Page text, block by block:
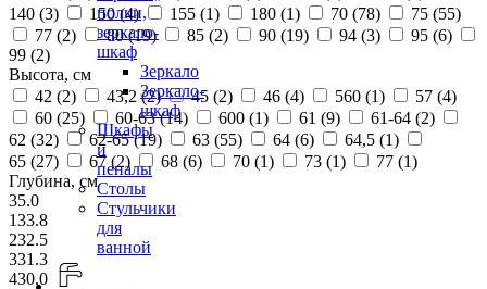
полки,
зеркало-
шкаф
Зеркало
Зеркало-
шкаф
Шкафы
и
пеналы
Столы
Стульчики
для
ванной
140 (3) 150 (4) 155 (1) 180 (1) 70 (78) 75 (55)
77 (2) 80 (19) 85 (2) 90 (19) 94 (3) 95 (6)
99 (2)
Высота, см
42 (2) 43,2 (2) 45 (2) 46 (4) 560 (1) 57 (4)
60 (25) 60-63 (14) 600 (1) 61 (9) 61-64 (2)
62 (32) 62-65 (19) 63 (55) 64 (6) 64,5 (1)
65 (27) 67 (2) 68 (6) 70 (1) 73 (1) 77 (1)
Глубина, см
35.0
133.8
232.5
331.3
430.0